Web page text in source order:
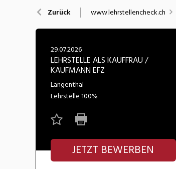
Nahrung
Wirtschaft/Verwaltung
Zurück www.lehrstellencheck.ch
29.07.2026
LEHRSTELLE ALS KAUFFRAU /
KAUFMANN EFZ
Langenthal
Lehrstelle100%
JETZT BEWERBEN